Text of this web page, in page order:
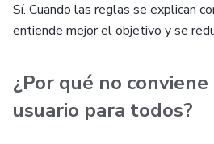
Sí. Cuando las reglas se explican
entiende mejor el objetivo y se
¿Por qué no
usuario para todos?